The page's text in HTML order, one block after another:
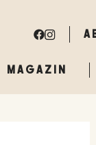
MAGAZIN